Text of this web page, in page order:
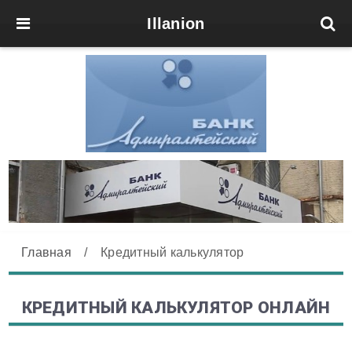
Illanion
Главная / Кредитный калькулятор
КРЕДИТНЫЙ КАЛЬКУЛЯТОР ОНЛАЙН